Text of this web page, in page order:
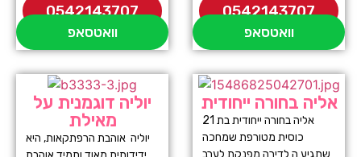
0542143707
וואטסאפ
0542143707
וואטסאפ
יוליה דוגמנית על
מאילת
יוליה אוהבת הרפתקאות, היא
אליה בחורה ייחודית
אליה בחורה ייחודית בת 21
כוסית מטורפת שמחכה